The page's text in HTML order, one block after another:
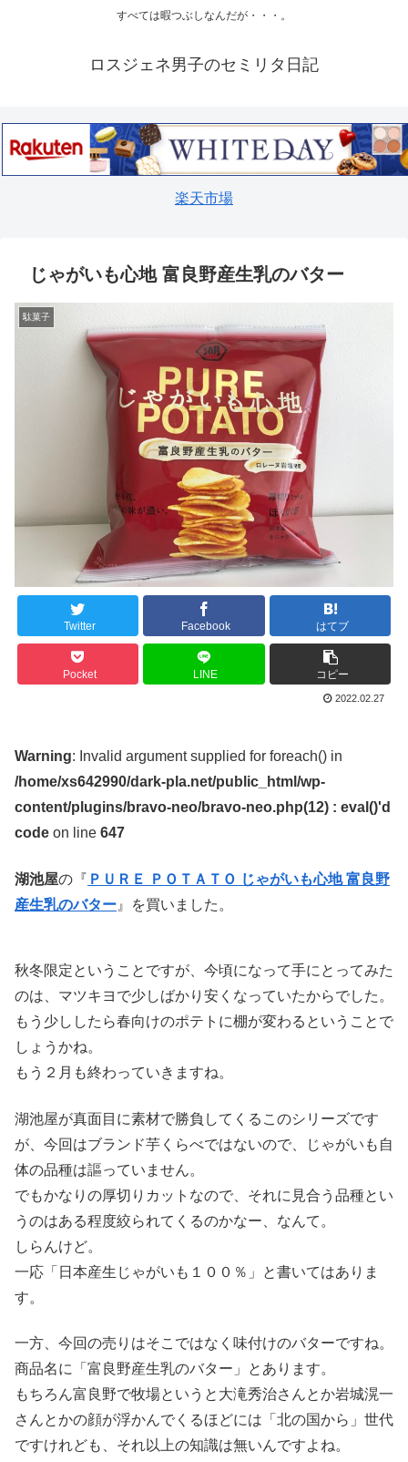
すべては暇つぶしなんだが・・・。
ロスジェネ男子のセミリタ日記
楽天市場
じゃがいも心地 富良野産生乳のバター
駄菓子
Twitter Facebook はてブ
Pocket LINE コピー
2022.02.27
Warning: Invalid argument supplied for foreach() in
/home/xs642990/dark-pla.net/public_html/wp-
content/plugins/bravo-neo/bravo-neo.php(12) : eval()'d
code on line 647
湖池屋の『 ＰＵＲＥ ＰＯＴＡＴＯ じゃがいも心地 富良野
産生乳のバター 』を買いました。
秋冬限定ということですが、今頃になって手にとってみた
のは、マツキヨで少しばかり安くなっていたからでした。
もう少ししたら春向けのポテトに棚が変わるということで
しょうかね。
もう２月も終わっていきますね。
湖池屋が真面目に素材で勝負してくるこのシリーズです
が、今回はブランド芋くらべではないので、じゃがいも自
体の品種は謳っていません。
でもかなりの厚切りカットなので、それに見合う品種とい
うのはある程度絞られてくるのかなー、なんて。
しらんけど。
一応「日本産生じゃがいも１００％」と書いてはありま
す。
一方、今回の売りはそこではなく味付けのバターですね。
商品名に「富良野産生乳のバター」とあります。
もちろん富良野で牧場というと大滝秀治さんとか岩城滉一
さんとかの顔が浮かんでくるほどには「北の国から」世代
ですけれども、それ以上の知識は無いんですよね。